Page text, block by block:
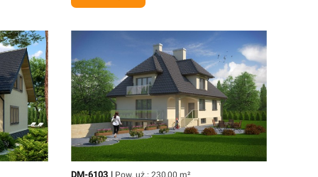
Kod
DM-6103 Powierzchnia użytkowa
Pow. uż.: 230,00 m²